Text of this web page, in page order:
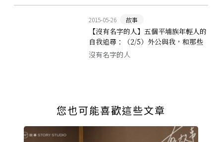
2015-05-26 故事
【沒有名字的人】五個平埔族年輕人的
自我追尋：（2/5）外公與我，和那些
屬於噶哈巫的種種
沒有名字的人
您也可能喜歡這些文章